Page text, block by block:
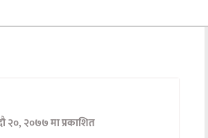
२०, २०७७ मा प्रकाशित